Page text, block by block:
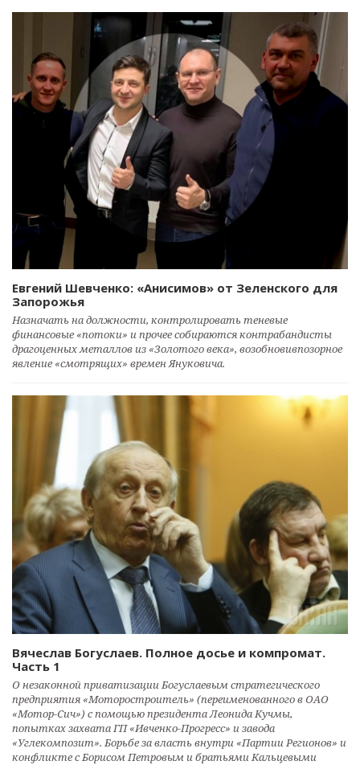
Евгений Шевченко: «Анисимов» от Зеленского для
Запорожья
Назначать на должности, контролировать теневые
финансовые «потоки» и прочее собираются контрабандисты
драгоценных металлов из «Золотого века», возобновивпозорное
явление «смотрящих» времен Януковича.
Вячеслав Богуслаев. Полное досье и компромат.
Часть 1
О незаконной приватизации Богуслаевым стратегического
предприятия «Моторостроитель» (переименованного в ОАО
«Мотор-Сич») с помощью президента Леонида Кучмы,
попытках захвата ГП «Ивченко-Прогресс» и завода
«Углекомпозит». Борьбе за власть внутри «Партии Регионов» и
конфликте с Борисом Петровым и братьями Кальцевыми